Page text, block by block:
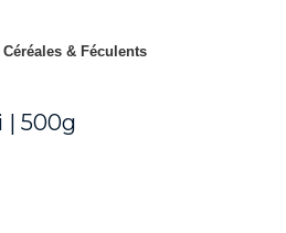
Céréales & Féculents
| 500g